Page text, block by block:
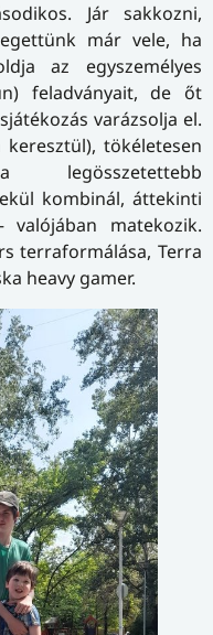
Jár sakkozni,
már vele, ha
az egyszemélyes
feladványait, de őt
varázsolja el.
tökéletesen
kombinál, áttekinti
matekozik.
terraformálása, Terra
heavy gamer.